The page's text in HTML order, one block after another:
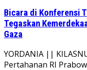
Bicara di Konferensi
Tegaskan
Gaza
YORDANIA ||
Pertahanan RI